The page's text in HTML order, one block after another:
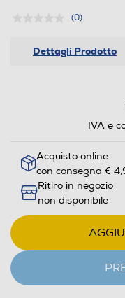
(0)
Dettagli Prodotto
IVA e
Acquisto online
con consegna €
Ritiro in negozio
non disponibile